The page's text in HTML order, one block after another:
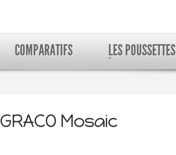
COMPARATIFS LES POUSSETTES
»
GRACO Mosaic